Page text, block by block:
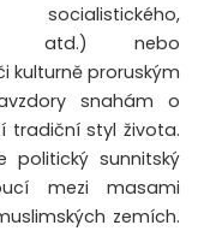
atd.) nebo
kulturně proruským
snahám o
tradiční styl života.
politický sunnitský
mezi masami
zemích.